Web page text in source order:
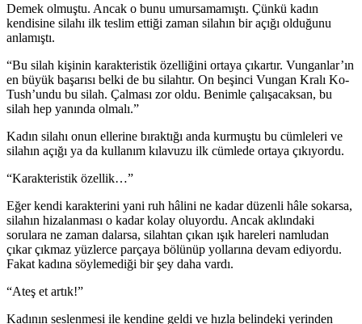
Demek olmuştu. Ancak o bunu umursamamıştı. Çünkü kadın
kendisine silahı ilk teslim ettiği zaman silahın bir açığı olduğunu
anlamıştı.
“Bu silah kişinin karakteristik özelliğini ortaya çıkartır. Vunganlar’ın
en büyük başarısı belki de bu silahtır. On beşinci Vungan Kralı Ko-
Tush’undu bu silah. Çalması zor oldu. Benimle çalışacaksan, bu
silah hep yanında olmalı.”
Kadın silahı onun ellerine bıraktığı anda kurmuştu bu cümleleri ve
silahın açığı ya da kullanım kılavuzu ilk cümlede ortaya çıkıyordu.
“Karakteristik özellik…”
Eğer kendi karakterini yani ruh hâlini ne kadar düzenli hâle sokarsa,
silahın hizalanması o kadar kolay oluyordu. Ancak aklındaki
sorulara ne zaman dalarsa, silahtan çıkan ışık hareleri namludan
çıkar çıkmaz yüzlerce parçaya bölünüp yollarına devam ediyordu.
Fakat kadına söylemediği bir şey daha vardı.
“Ateş et artık!”
Kadının seslenmesi ile kendine geldi ve hızla belindeki yerinden